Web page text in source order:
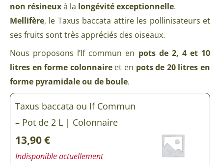
non résineuxà la longévité exceptionnelle.
Mellifère, le Taxus baccata attire les pollinisateurs et
ses fruits sont très appréciés des oiseaux.
Nous proposons l’If commun en pots de 2, 4 et 10
litres en forme colonnaireet en pots de 20 litres en
forme pyramidale ou de boule.
Taxus baccata ou If Commun
– Pot de 2 L | Colonnaire
13,90€
Indisponible actuellement
de
baccata
ou
If
Commun